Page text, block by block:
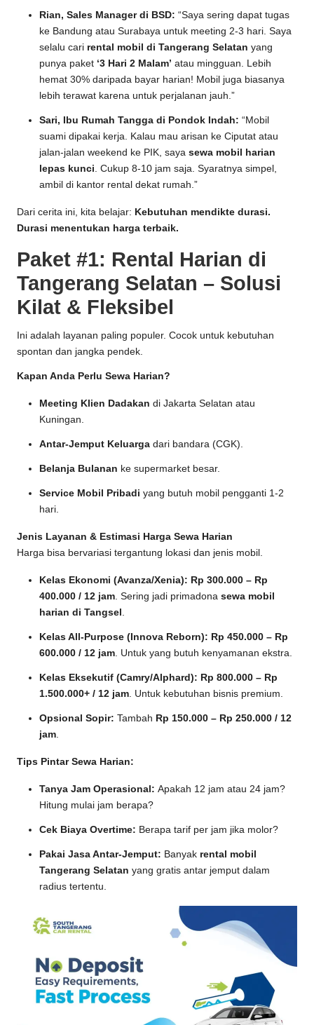
Rian, Sales Manager di BSD: “Saya sering dapat tugas
ke Bandung atau Surabaya untuk meeting 2-3 hari. Saya
selalu cari rental mobil di Tangerang Selatan yang
punya paket ‘3 Hari 2 Malam’ atau mingguan. Lebih
hemat 30% daripada bayar harian! Mobil juga biasanya
lebih terawat karena untuk perjalanan jauh.”
Sari, Ibu Rumah Tangga di Pondok Indah: “Mobil
suami dipakai kerja. Kalau mau arisan ke Ciputat atau
jalan-jalan weekend ke PIK, saya sewa mobil harian
lepas kunci. Cukup 8-10 jam saja. Syaratnya simpel,
ambil di kantor rental dekat rumah.”
Dari cerita ini, kita belajar: Kebutuhan mendikte durasi.
Durasi menentukan harga terbaik.
Paket #1: Rental Harian di
Tangerang Selatan – Solusi
Kilat & Fleksibel
Ini adalah layanan paling populer. Cocok untuk kebutuhan
spontan dan jangka pendek.
Kapan Anda Perlu Sewa Harian?
Meeting Klien Dadakan di Jakarta Selatan atau
Kuningan.
Antar-Jemput Keluarga dari bandara (CGK).
Belanja Bulanan ke supermarket besar.
Service Mobil Pribadi yang butuh mobil pengganti 1-2
hari.
Jenis Layanan & Estimasi Harga Sewa Harian
Harga bisa bervariasi tergantung lokasi dan jenis mobil.
Kelas Ekonomi (Avanza/Xenia): Rp 300.000 – Rp
400.000 / 12 jam. Sering jadi primadona sewa mobil
harian di Tangsel .
Kelas All-Purpose (Innova Reborn): Rp 450.000 – Rp
600.000 / 12 jam. Untuk yang butuh kenyamanan ekstra.
Kelas Eksekutif (Camry/Alphard): Rp 800.000 – Rp
1.500.000+ / 12 jam. Untuk kebutuhan bisnis premium.
Opsional Sopir: Tambah Rp 150.000 – Rp 250.000 / 12
jam.
Tips Pintar Sewa Harian:
Tanya Jam Operasional: Apakah 12 jam atau 24 jam?
Hitung mulai jam berapa?
Cek Biaya Overtime: Berapa tarif per jam jika molor?
Pakai Jasa Antar-Jemput: Banyak rental mobil
Tangerang Selatan yang gratis antar jemput dalam
radius tertentu.